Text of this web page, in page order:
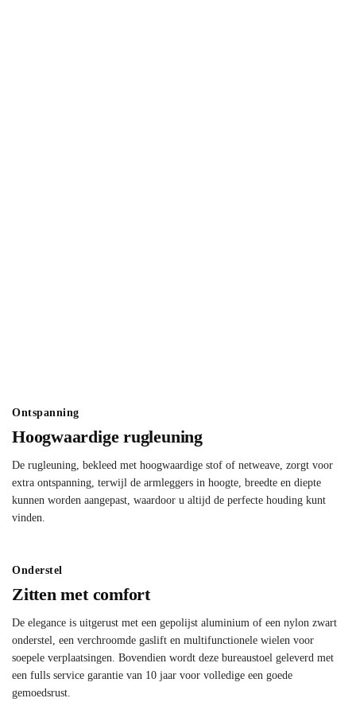
Ontspanning
Hoogwaardige rugleuning
De rugleuning, bekleed met hoogwaardige stof of netweave, zorgt voor
extra ontspanning, terwijl de armleggers in hoogte, breedte en diepte
kunnen worden aangepast, waardoor u altijd de perfecte houding kunt
vinden.
Onderstel
Zitten met comfort
De elegance is uitgerust met een gepolijst aluminium of een nylon zwart
onderstel, een verchroomde gaslift en multifunctionele wielen voor
soepele verplaatsingen. Bovendien wordt deze bureaustoel geleverd met
een fulls service garantie van 10 jaar voor volledige een goede
gemoedsrust.